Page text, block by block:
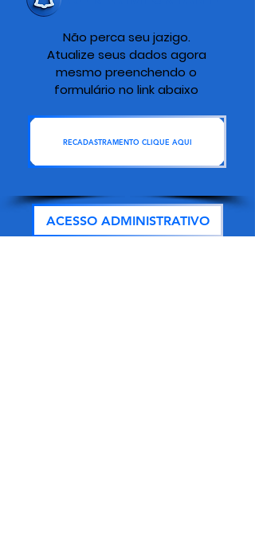
Não perca seu jazigo.
Atualize seus dados agora
mesmo preenchendo o
formulário no link abaixo
RECADASTRAMENTO CLIQUE AQUI
ACESSO ADMINISTRATIVO